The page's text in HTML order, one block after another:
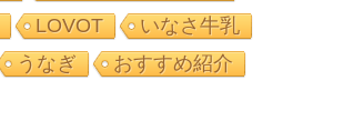
LOVOT
いなさ牛乳
うなぎ おすすめ紹介